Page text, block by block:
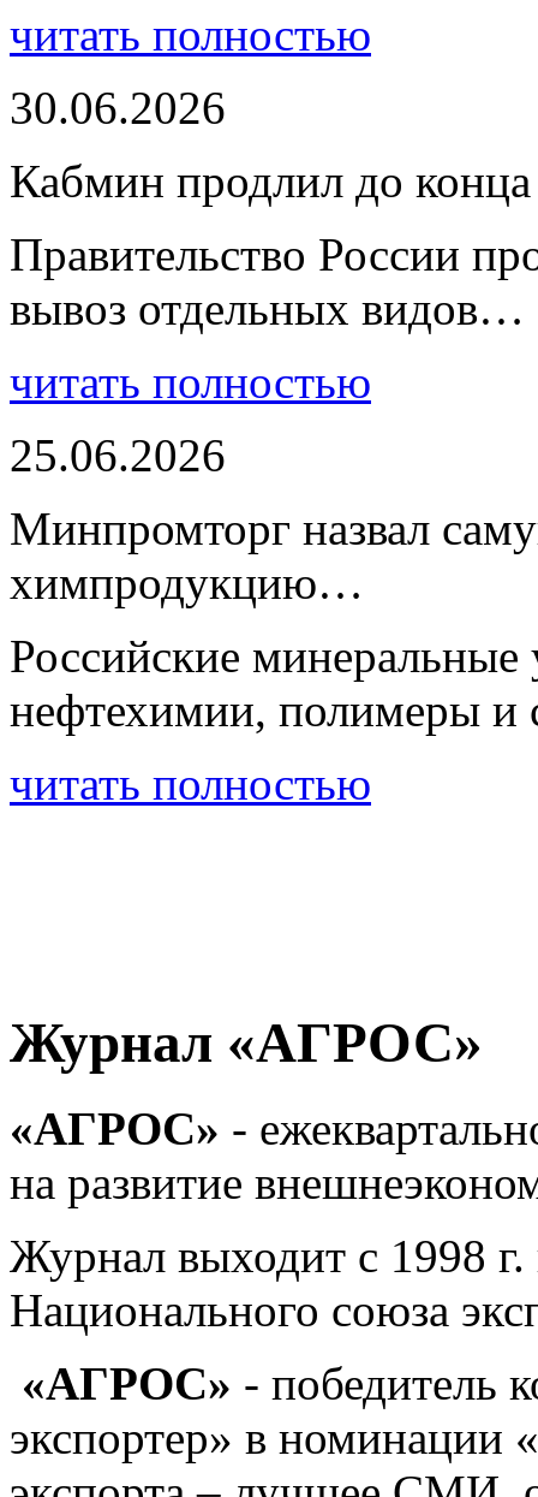
читать полностью
30.06.2026
Кабмин продлил до
Правительство России
вывоз отдельных видов…
читать полностью
25.06.2026
Минпромторг назвал
химпродукцию…
Российские
нефтехимии, полимеры и
читать полностью
Журнал «АГРОС»
«АГРОС» -
на развитие
Журнал выходит с 1998 г.
Национального союза
«АГРОС» - победитель
экспортер» в номинации